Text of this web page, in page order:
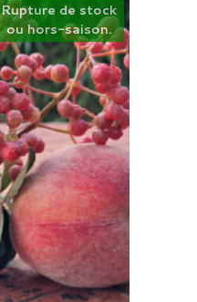
Rupture de stock
ou hors-saison.